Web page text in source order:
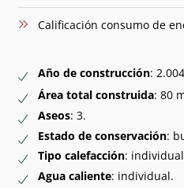
Calificación consumo de
Año de construcción:
Área total construida: 80
Aseos: 3.
Estado de conservación:
Tipo calefacción:
Agua caliente: individual.